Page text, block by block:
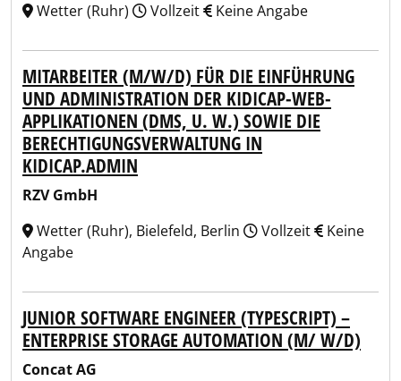
Wetter (Ruhr)
Vollzeit Keine Angabe
MITARBEITER (M/W/D) FÜR DIE EINFÜHRUNG
UND ADMINISTRATION DER KIDICAP-WEB-
APPLIKATIONEN (DMS, U. W.) SOWIE DIE
BERECHTIGUNGSVERWALTUNG IN
KIDICAP.ADMIN
RZV GmbH
Wetter (Ruhr), Bielefeld, Berlin
Vollzeit
Keine
Angabe
JUNIOR SOFTWARE ENGINEER (TYPESCRIPT) –
ENTERPRISE STORAGE AUTOMATION (M/ W/D)
Concat AG